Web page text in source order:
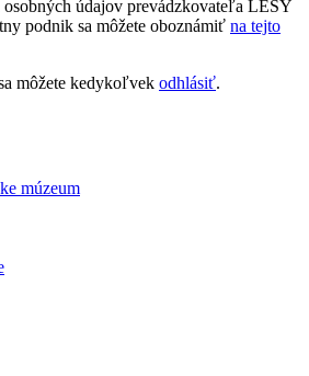
osobných údajov prevádzkovateľa LESY
podnik sa môžete oboznámiť na tejto
môžete kedykoľvek odhlásiť.
múzeum